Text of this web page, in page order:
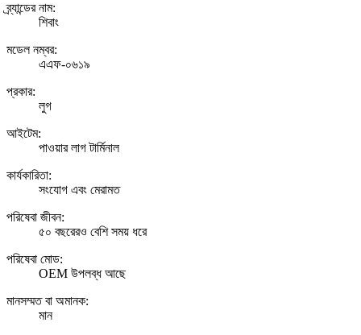
ব্র্যান্ডের নাম:
শিবাং
মডেল নম্বর:
এএফ-০৬১৯
প্রকার:
লুগ
আইটেম:
পাওয়ার লাগ টার্মিনাল
কার্যকারিতা:
সংযোগ এবং মেরামত
পরিষেবা জীবন:
৫০ বছরেরও বেশি সময় ধরে
পরিষেবা মোড:
OEM উপলব্ধ আছে
মানসম্মত বা অমানক:
মান